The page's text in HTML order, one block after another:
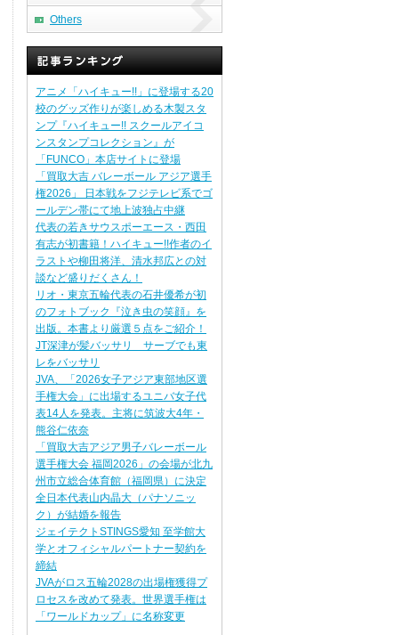
Others
アニメ「ハイキュー!!」に登場する20
校のグッズ作りが楽しめる木製スタ
ンプ『ハイキュー!! スクールアイコ
ンスタンプコレクション』が
「FUNCO」本店サイトに登場
「買取大吉 バレーボール アジア選手
権2026」 日本戦をフジテレビ系でゴ
ールデン帯にて地上波独占中継
代表の若きサウスポーエース・西田
有志が初書籍！ハイキュー!!作者のイ
ラストや柳田将洋、清水邦広との対
談など盛りだくさん！
リオ・東京五輪代表の石井優希が初
のフォトブック『泣き虫の笑顔』を
出版。本書より厳選５点をご紹介！
JT深津が髪バッサリ サーブでも東
レをバッサリ
JVA、「2026女子アジア東部地区選
手権大会」に出場するユニバ女子代
表14人を発表。主将に筑波大4年・
熊谷仁依奈
「買取大吉アジア男子バレーボール
選手権大会 福岡2026」の会場が北九
州市立総合体育館（福岡県）に決定
全日本代表山内晶大（パナソニッ
ク）が結婚を報告
ジェイテクトSTINGS愛知 至学館大
学とオフィシャルパートナー契約を
締結
JVAがロス五輪2028の出場権獲得プ
ロセスを改めて発表。世界選手権は
「ワールドカップ」に名称変更